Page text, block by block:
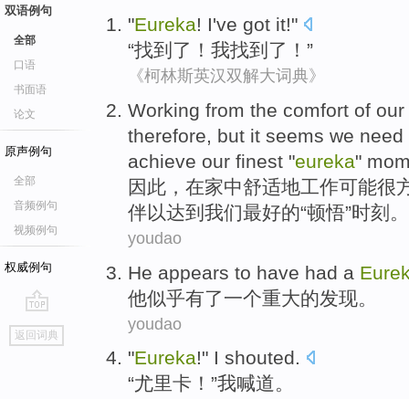
双语例句
全部
口语
书面语
论文
原声例句
全部
音频例句
视频例句
权威例句
go
top
返回词典
"Eureka! I've got it!"
“找到 了！ 我找到 了！”
《柯林斯英汉双解大词典》
Working from the comfort of our
therefore, but it seems we need
achieve our finest "eureka"
因此 ， 在家中舒适地工作可能很
伴以达到 我们最好的“顿悟”时刻 。
youdao
He appears to have had a
他似乎有了一个重大的发现。
youdao
"Eureka!" I shouted.
“尤里卡 ！”我喊道。